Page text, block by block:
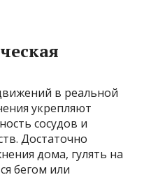
в реальной
укрепляют
сосудов и
Достаточно
дома, гулять на
бегом или